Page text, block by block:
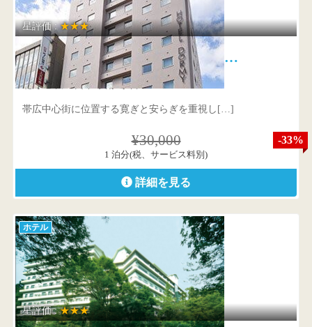
星評価 :★★★
天然温泉 白樺の湯 ドーミーイン…
北海道帯広市西2条南9丁目11-1
帯広中心街に位置する寛ぎと安らぎを重視し[…]
-33%
¥30,000
1 泊分(税、サービス料別)
詳細を見る
ホテル
星評価 :★★★